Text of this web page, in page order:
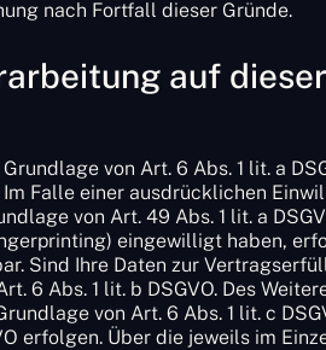
nach Fortfall dieser Gründe.
auf dieser
von Art. 6 Abs. 1 lit. a
Falle einer ausdrücklichen
von Art. 49 Abs. 1 lit. a
eingewilligt haben,
Sind Ihre Daten zur
6 Abs. 1 lit. b DSGVO. Des
von Art. 6 Abs. 1 lit. c
erfolgen. Über die jeweils im